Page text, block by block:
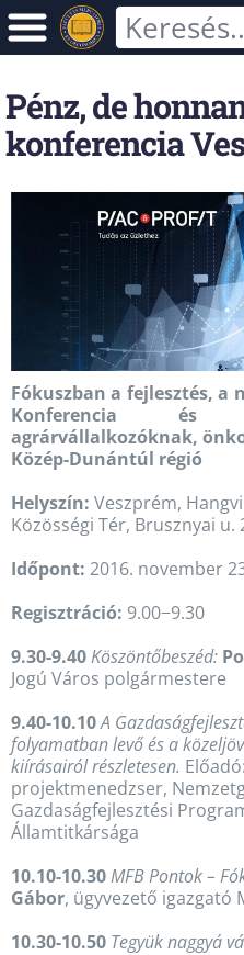
Pénz, de
konferencia
Fókuszban a fejlesztés, a
Konferencia és
agrárvállalkozóknak,
Közép-Dunántúl régió
Helyszín: Veszprém,
Közösségi Tér, Brusznyai u.
Időpont: 2016. november
Regisztráció: 9.00−9.30
9.30-9.40Köszöntőbeszéd:
Jogú Város polgármestere
9.40-10.10A
folyamatban levő és a
kiírásairól részletesen. Előadó:
projektmenedzser,
Gazdaságfejlesztési
Államtitkársága
10.10-10.30MFB Pontok –
Gábor, ügyvezető igazgató
10.30-10.50 Tegyük naggyá